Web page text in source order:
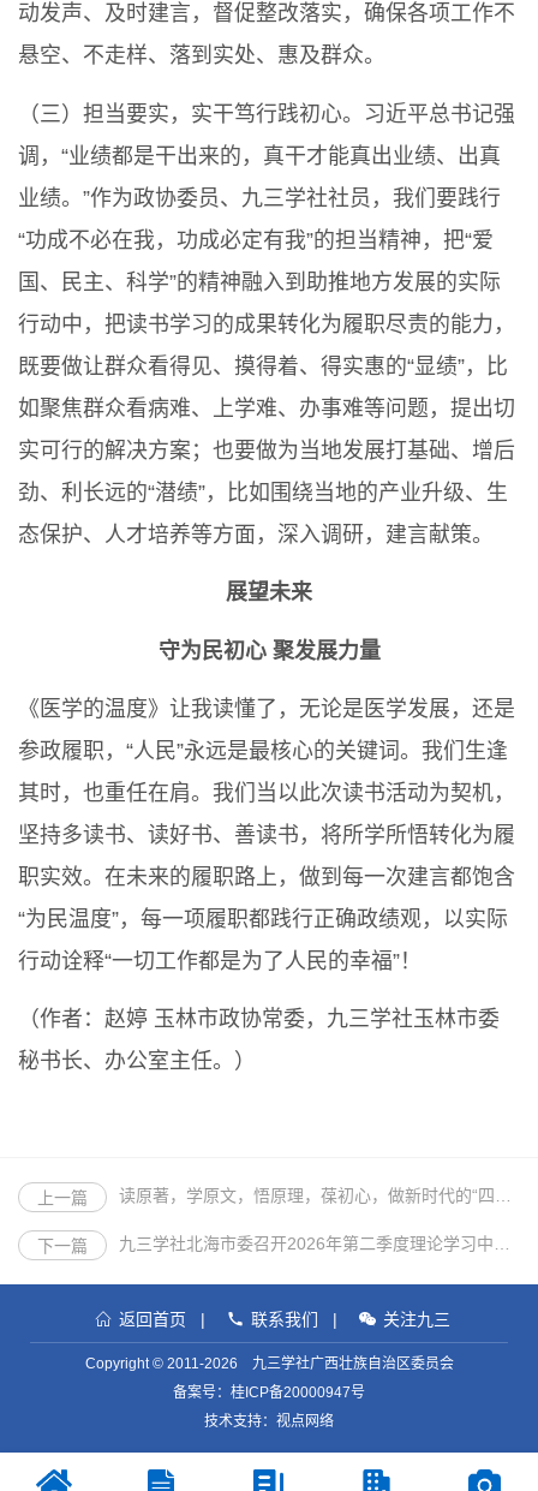
动发声、及时建言，督促整改落实，确保各项工作不
悬空、不走样、落到实处、惠及群众。
（三）担当要实，实干笃行践初心。习近平总书记强
调，“业绩都是干出来的，真干才能真出业绩、出真
业绩。”作为政协委员、九三学社社员，我们要践行
“功成不必在我，功成必定有我”的担当精神，把“爱
国、民主、科学”的精神融入到助推地方发展的实际
行动中，把读书学习的成果转化为履职尽责的能力，
既要做让群众看得见、摸得着、得实惠的“显绩”，比
如聚焦群众看病难、上学难、办事难等问题，提出切
实可行的解决方案；也要做为当地发展打基础、增后
劲、利长远的“潜绩”，比如围绕当地的产业升级、生
态保护、人才培养等方面，深入调研，建言献策。
展望未来
守为民初心 聚发展力量
《医学的温度》让我读懂了，无论是医学发展，还是
参政履职，“人民”永远是最核心的关键词。我们生逢
其时，也重任在肩。我们当以此次读书活动为契机，
坚持多读书、读好书、善读书，将所学所悟转化为履
职实效。在未来的履职路上，做到每一次建言都饱含
“为民温度”，每一项履职都践行正确政绩观，以实际
行动诠释“一切工作都是为了人民的幸福”！
（作者：赵婷 玉林市政协常委，九三学社玉林市委
秘书长、办公室主任。）
上一篇 读原著，学原文，悟原理，葆初心，做新时代的“四有”干部
下一篇 九三学社北海市委召开2026年第二季度理论学习中心组学习（扩大）会暨廉政教育会议
返回首页 | 联系我们 | 关注九三
Copyright © 2011-2026 九三学社广西壮族自治区委员会
备案号： 桂ICP备20000947号
技术支持：视点网络